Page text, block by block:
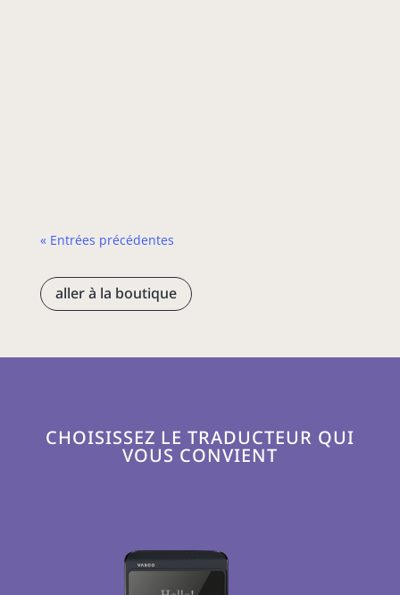
« Entrées précédentes
aller à la boutique
CHOISISSEZ LE TRADUCTEUR QUI
VOUS CONVIENT